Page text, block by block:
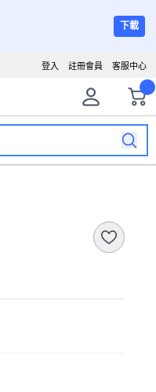
下載
客服中心
註冊會員
登入